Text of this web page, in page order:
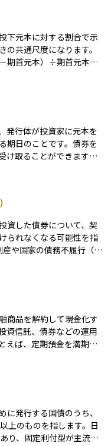
市場は世界的にも広がり
されています。
下元本に対する割合で示
の共通尺度になります。
期首元本）÷期首元本」
用成績や市場の勢いを
ターンは「保有開始か
示し、長期投資の成果を
どうしを比べるときは、
）に換算して年率を
価に対する年間配当の
とに計算対象は変わりま
整後や税控除後のネット
適切なリスクとリター
発行体が投資家に元本を
期日のことです。債券を
け取ることができます
て、債券のリスクや価
購入時には必ず確認すべ
資した債券について、契
られなくなる可能性を指
や国家の債務不履行（い
管理は債券投資の基礎
けです。格付は通常、A
での等級で示され、投資
表します。たとえば、
過去の情報に基づいた
あるクレジットスプレッ
り込まれた信用リスク」
商品を解約して現金化す
資信託、債券などの運用
えば、定期預金を満期前
はリスクが伴います。
をいつ使う予定なのかを
ることが大切です。中途
運用効率」のバランスを
発行する国債のうち、
上のものを指します。日
り、固定利付型が主流で